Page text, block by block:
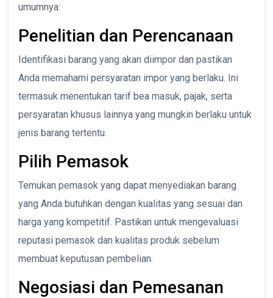
umumnya:
Penelitian dan Perencanaan
Identifikasi barang yang akan diimpor dan pastikan
Anda memahami persyaratan impor yang berlaku. Ini
termasuk menentukan tarif bea masuk, pajak, serta
persyaratan khusus lainnya yang mungkin berlaku untuk
jenis barang tertentu.
Pilih Pemasok
Temukan pemasok yang dapat menyediakan barang
yang Anda butuhkan dengan kualitas yang sesuai dan
harga yang kompetitif. Pastikan untuk mengevaluasi
reputasi pemasok dan kualitas produk sebelum
membuat keputusan pembelian.
Negosiasi dan Pemesanan